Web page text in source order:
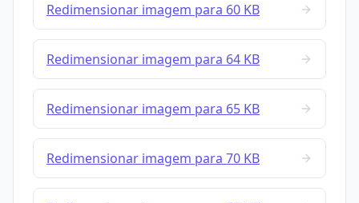
Redimensionar imagem para 60 KB
Redimensionar imagem para 64 KB
Redimensionar imagem para 65 KB
Redimensionar imagem para 70 KB